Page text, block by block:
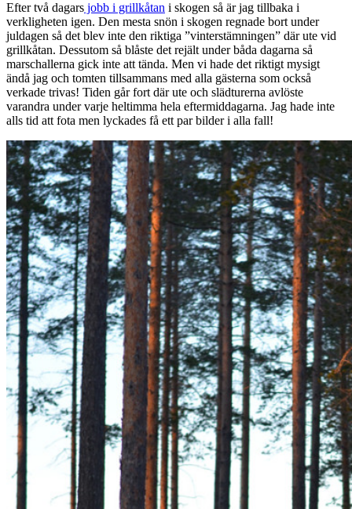
Efter två dagars jobb i grillkåtan i skogen så är jag tillbaka i
verkligheten igen. Den mesta snön i skogen regnade bort under
juldagen så det blev inte den riktiga ”vinterstämningen” där ute vid
grillkåtan. Dessutom så blåste det rejält under båda dagarna så
marschallerna gick inte att tända. Men vi hade det riktigt mysigt
ändå jag och tomten tillsammans med alla gästerna som också
verkade trivas! Tiden går fort där ute och slädturerna avlöste
varandra under varje heltimma hela eftermiddagarna. Jag hade inte
alls tid att fota men lyckades få ett par bilder i alla fall!